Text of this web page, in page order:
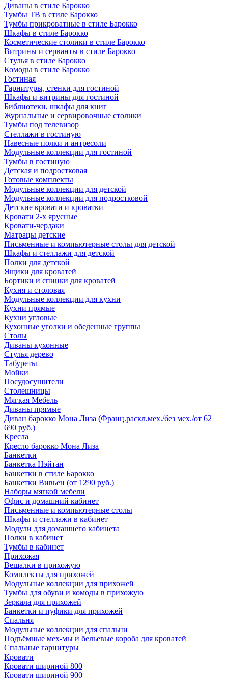
Диваны в стиле Барокко
Тумбы ТВ в стиле Барокко
Тумбы прикроватные в стиле Барокко
Шкафы в стиле Барокко
Косметические столики в стиле Барокко
Витрины и серванты в стиле Барокко
Стулья в стиле Барокко
Комоды в стиле Барокко
Гостиная
Гарнитуры, стенки для гостиной
Шкафы и витрины для гостиной
Библиотеки, шкафы для книг
Журнальные и сервировочные столики
Тумбы под телевизор
Стеллажи в гостиную
Навесные полки и антресоли
Модульные коллекции для гостиной
Тумбы в гостиную
Детская и подростковая
Готовые комплекты
Модульные коллекции для детской
Модульные коллекции для подростковой
Детские кровати и кроватки
Кровати 2-х ярусные
Кровати-чердаки
Матрацы детские
Письменные и компьютерные столы для детской
Шкафы и стеллажи для детской
Полки для детской
Ящики для кроватей
Бортики и спинки для кроватей
Кухня и столовая
Модульные коллекции для кухни
Кухни прямые
Кухни угловые
Кухонные уголки и обеденные группы
Столы
Диваны кухонные
Стулья дерево
Табуреты
Мойки
Посудосушители
Столешницы
Мягкая Мебель
Диваны прямые
Диван барокко Мона Лиза (Франц.раскл.мех./без мех./от 62
690 руб.)
Кресла
Кресло барокко Мона Лиза
Банкетки
Банкетка Нэйтан
Банкетки в стиле Барокко
Банкетки Вивьен (от 1290 руб.)
Наборы мягкой мебели
Офис и домашний кабинет
Письменные и компьютерные столы
Шкафы и стеллажи в кабинет
Модули для домашнего кабинета
Полки в кабинет
Тумбы в кабинет
Прихожая
Вешалки в прихожую
Комплекты для прихожей
Модульные коллекции для прихожей
Тумбы для обуви и комоды в прихожую
Зеркала для прихожей
Банкетки и пуфики для прихожей
Спальня
Модульные коллекции для спальни
Подъёмные мех-мы и бельевые короба для кроватей
Спальные гарнитуры
Кровати
Кровати шириной 800
Кровати шириной 900